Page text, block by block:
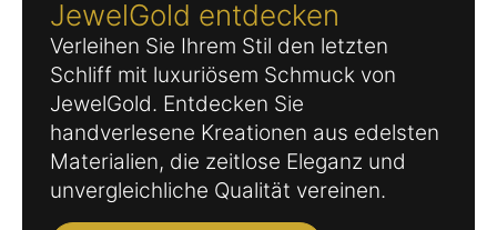
JewelGold entdecken
Verleihen Sie Ihrem Stil den letzten
Schliff mit luxuriösem Schmuck von
JewelGold. Entdecken Sie
handverlesene Kreationen aus edelsten
Materialien, die zeitlose Eleganz und
unvergleichliche Qualität vereinen.